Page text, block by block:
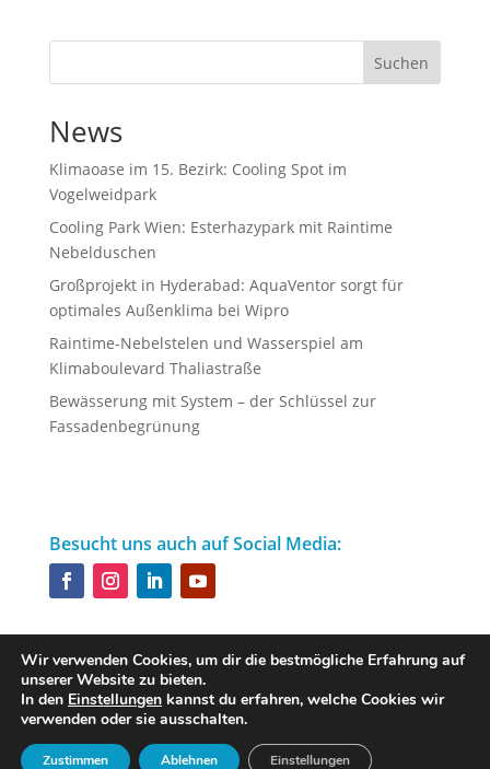
Suchen
News
Klimaoase im 15. Bezirk: Cooling Spot im
Vogelweidpark
Cooling Park Wien: Esterhazypark mit Raintime
Nebelduschen
Großprojekt in Hyderabad: AquaVentor sorgt für
optimales Außenklima bei Wipro
Raintime-Nebelstelen und Wasserspiel am
Klimaboulevard Thaliastraße
Bewässerung mit System – der Schlüssel zur
Fassadenbegrünung
Besucht uns auch auf Social Media:
Designed byiService
Wir verwenden Cookies, um dir die bestmögliche Erfahrung auf
unserer Website zu bieten.
In den Einstellungen kannst du erfahren, welche Cookies wir
verwenden oder sie ausschalten.
Zustimmen Ablehnen Einstellungen